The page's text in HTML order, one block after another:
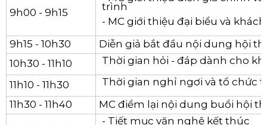
- MC giới thiệu diễn giả chính
trình
- MC giới thiệu đại biểu và
9h15 - 10h30
Diễn giả bắt đầu nội dung hội
10h30 - 11h10
Thời gian hỏi - đáp dành cho
11h10 - 11h30
Thời gian nghỉ ngơi và tổ chức
11h30 - 11h40
MC điểm lại nội dung buổi hội